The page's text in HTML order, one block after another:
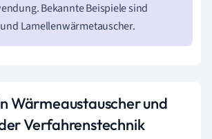
Bekannte Beispiele sind
Lamellenwärmetauscher.
Wärmeaustauscher und
Verfahrenstechnik